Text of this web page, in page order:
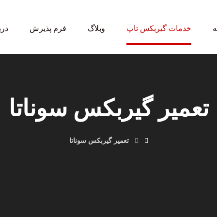
خدمات گیربکس تاپ وبلاگ فرم پذیرش
تعمیر گیربکس سوناتا
تعمیر گیربکس سوناتا